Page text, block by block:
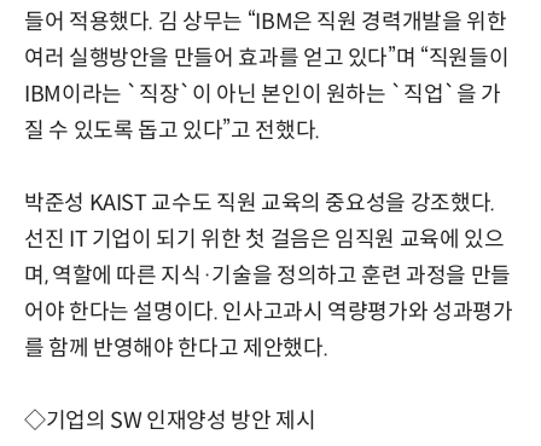
들어 적용했다. 김 상무는 “IBM은 직원 경력개발을 위한
여러 실행방안을 만들어 효과를 얻고 있다”며 “직원들이
IBM이라는 `직장`이 아닌 본인이 원하는 `직업`을 가
질 수 있도록 돕고 있다”고 전했다.
박준성 KAIST 교수도 직원 교육의 중요성을 강조했다.
선진 IT 기업이 되기 위한 첫 걸음은 임직원 교육에 있으
며, 역할에 따른 지식·기술을 정의하고 훈련 과정을 만들
어야 한다는 설명이다. 인사고과시 역량평가와 성과평가
를 함께 반영해야 한다고 제안했다.
◇기업의 SW 인재양성 방안 제시